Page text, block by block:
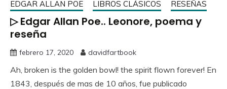
EDGAR ALLAN POE LIBROS CLÁSICOS RESEÑAS
▷ Edgar Allan Poe.. Leonore, poema y
reseña
febrero 17, 2020 davidfartbook
Ah, broken is the golden bowl! the spirit flown forever! En
1843, después de mas de 10 años, fue publicado